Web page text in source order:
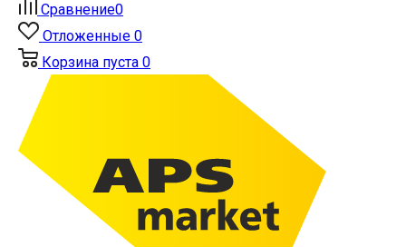
Сравнение0
Отложенные 0
Корзина пуста 0